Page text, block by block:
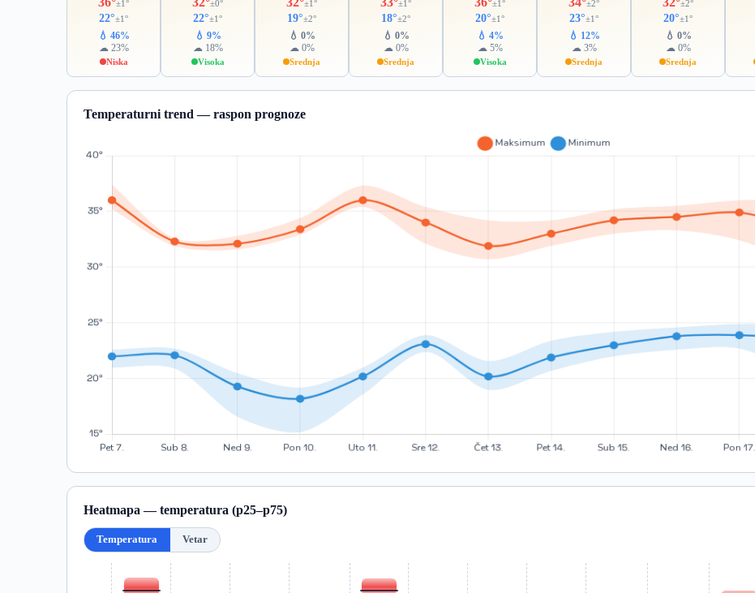
±1°
22°±1°
💧 46%
☁ 23%
Niska
±0°
22°±1°
💧 9%
☁ 18%
Visoka
±1°
19°±2°
💧 0%
☁ 0%
Srednja
±1°
18°±2°
💧 0%
☁ 0%
Srednja
±1°
20°±1°
💧 4%
☁ 5%
Visoka
±2°
23°±1°
💧 12%
☁ 3%
Srednja
±2°
20°±1°
💧 0%
☁ 0%
Srednja
Temperaturni trend — raspon prognoze
Heatmapa — temperatura (p25–p75)
Temperatura Vetar